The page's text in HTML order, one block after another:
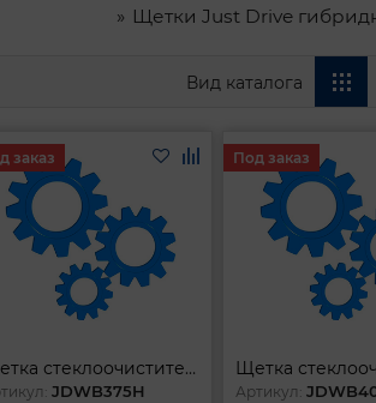
Щетки Just Drive
Вид каталога
Щетка стеклоочистителя гибридная
JDWB375H
заказ
Артикул:
Под заказ